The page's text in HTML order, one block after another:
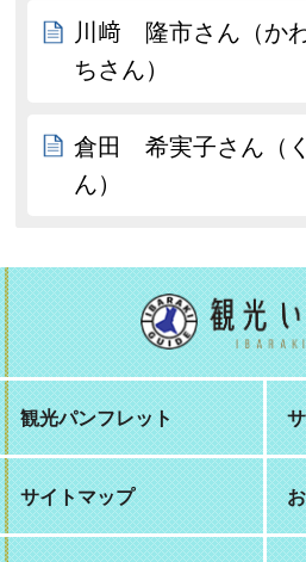
川﨑 隆市さん（か
ちさん）
倉田 希実子さん（
ん）
観光パンフレット
サイトマップ